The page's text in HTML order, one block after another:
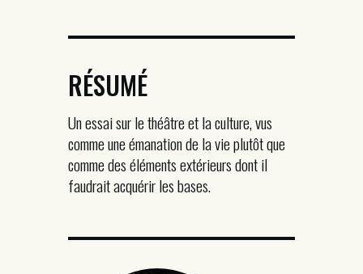
RÉSUMÉ
Un essai sur le théâtre et la culture, vus
comme une émanation de la vie plutôt que
comme des éléments extérieurs dont il
faudrait acquérir les bases.